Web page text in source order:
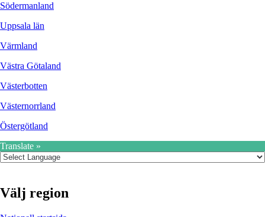
Södermanland
Uppsala län
Värmland
Västra Götaland
Västerbotten
Västernorrland
Östergötland
Translate »
Välj region